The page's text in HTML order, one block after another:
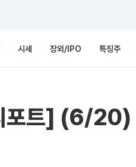
시세 장외/IPO 특징주
포트] (6/20)